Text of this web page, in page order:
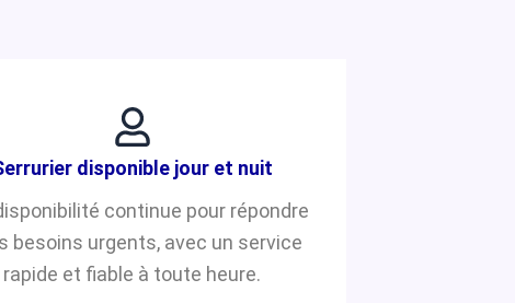
disponible jour et nuit
continue pour répondre
besoins urgents, avec un service
rapide et fiable à toute heure.